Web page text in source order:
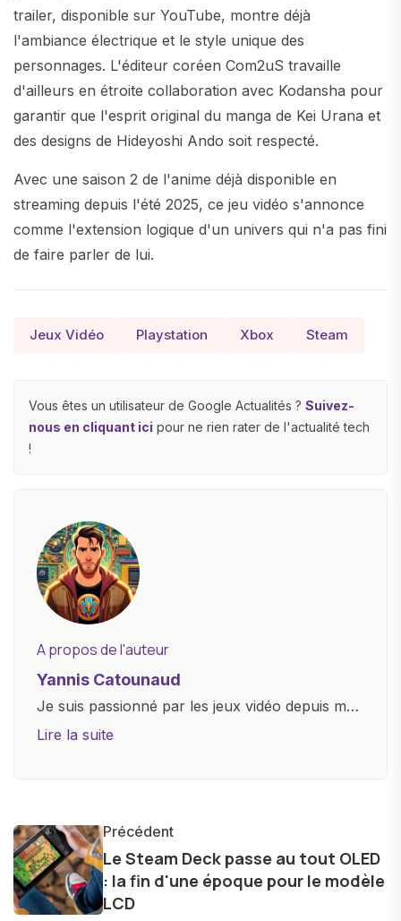
trailer, disponible sur YouTube, montre déjà
l'ambiance électrique et le style unique des
personnages. L'éditeur coréen Com2uS travaille
d'ailleurs en étroite collaboration avec Kodansha pour
garantir que l'esprit original du manga de Kei Urana et
des designs de Hideyoshi Ando soit respecté.
Avec une saison 2 de l'anime déjà disponible en
streaming depuis l'été 2025, ce jeu vidéo s'annonce
comme l'extension logique d'un univers qui n'a pas fini
de faire parler de lui.
Jeux Vidéo Playstation Xbox Steam
Vous êtes un utilisateur de Google Actualités ? Suivez-
nous en cliquant ici pour ne rien rater de l'actualité tech
!
A propos de l'auteur
Yannis Catounaud
Je suis passionné par les jeux vidéo depuis mon
plus jeune âge. Mon amour pour l'univers
et bien d'autres gadgets technologiques. Armé
d'une curiosité insatiable, j'aime dévoiler les
dernières tendances et innovations, partageant
avec enthousiasme mes découvertes avec la
Lire la suite
Précédent
Le Steam Deck passe au tout OLED
: la fin d'une époque pour le modèle
LCD